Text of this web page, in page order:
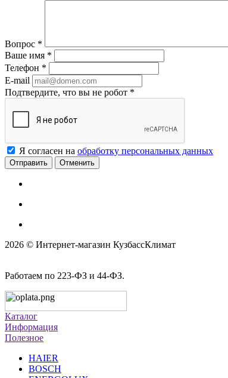
Вопрос *
Ваше имя *
Телефон *
E-mail
Подтвердите, что вы не робот *
Я согласен на обработку персональных данных
Отменить
2026 © Интернет-магазин КузбассКлимат
Работаем по 223-ФЗ и 44-ФЗ.
Каталог
Информация
Полезное
HAIER
BOSCH